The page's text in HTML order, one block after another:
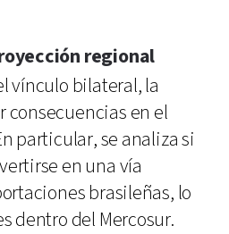
regional
vínculo bilateral, la
en el
particular, se analiza si
en una vía
brasileñas, lo
dentro del Mercosur.